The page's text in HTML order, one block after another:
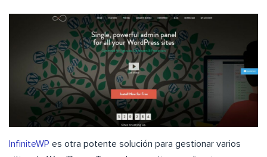
InfiniteWP es otra potente solución para gestionar varios